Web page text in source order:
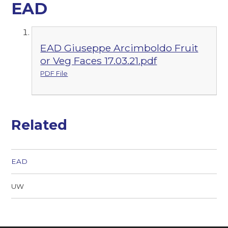
EAD
EAD Giuseppe Arcimboldo Fruit
or Veg Faces 17.03.21.pdf
PDF File
Related
EAD
UW